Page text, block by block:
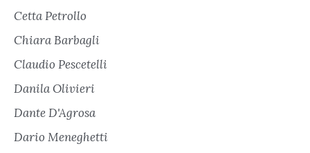
Cetta Petrollo
Chiara Barbagli
Claudio Pescetelli
Danila Olivieri
Dante D'Agrosa
Dario Meneghetti